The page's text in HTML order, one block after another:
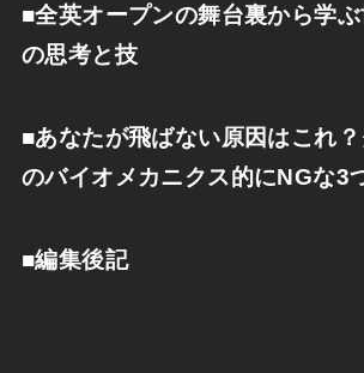
■全英オープンの舞台裏から学
の思考と技
■あなたが飛ばない原因はこれ
のバイオメカニクス的にNGな3
■編集後記